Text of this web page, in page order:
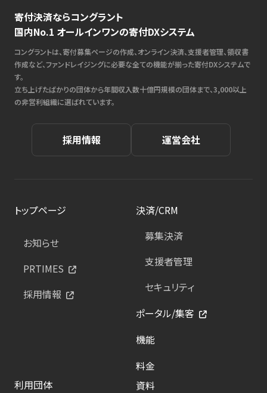
寄付決済ならコングラント
国内No.1 オールインワンの寄付DXシステム
コングラントは、寄付募集ページの作成、オンライン決済、支援者管理、領収書
作成など、ファンドレイジングに必要な全ての機能が揃った寄付DXシステムで
す。
立ち上げたばかりの団体から年間収入数十億円規模の団体まで、3,000以上
の非営利組織に選ばれています。
採用情報 運営会社
トップページ
お知らせ
PRTIMES
採用情報
決済/CRM
募集決済
支援者管理
セキュリティ
ポータル/集客
機能
料金
利用団体
資料